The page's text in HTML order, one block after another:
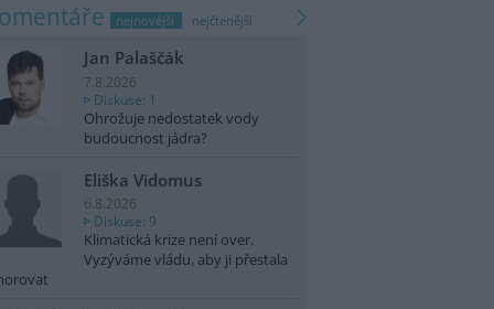
nejnovější nejčtenější
Jan Palaščák
7.8.2026
Diskuse: 1
Ohrožuje nedostatek vody
budoucnost jádra?
Eliška Vidomus
6.8.2026
Diskuse: 9
Klimatická krize není over.
Vyzýváme vládu, aby ji přestala